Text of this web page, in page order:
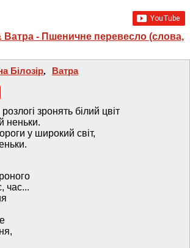
Ватра - Пшеничне перевесло (слова,
Білозір, Ватра
зронять білий цвіт
неньки.
у широкий світ,
час...